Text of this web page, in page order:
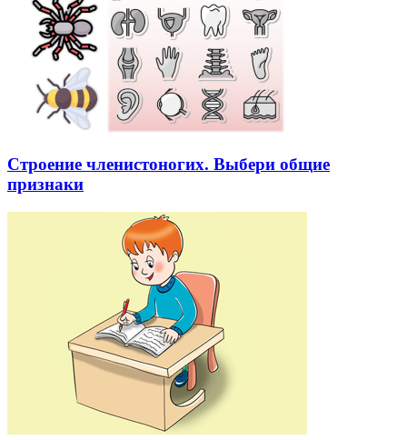
Строение членистоногих. Выбери общие
признаки